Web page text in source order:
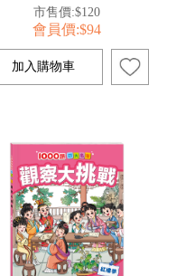
市售價:$120
會員價:$94